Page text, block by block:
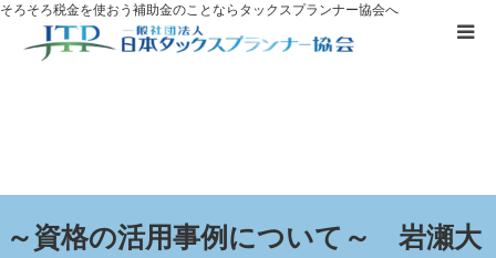
そろそろ税金を使おう 補助金のことならタックスプランナー協会へ
～資格の活用事例について～ 岩瀬大
ブログ